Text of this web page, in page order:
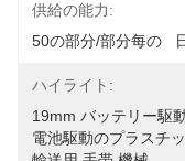
供給の能力:
50の部分/部分每の
ハイライト:
19mm バッテリー駆
電池駆動のプラスチ